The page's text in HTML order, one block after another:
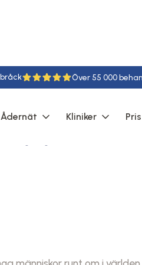
55
Ådernät Kliniker Pris